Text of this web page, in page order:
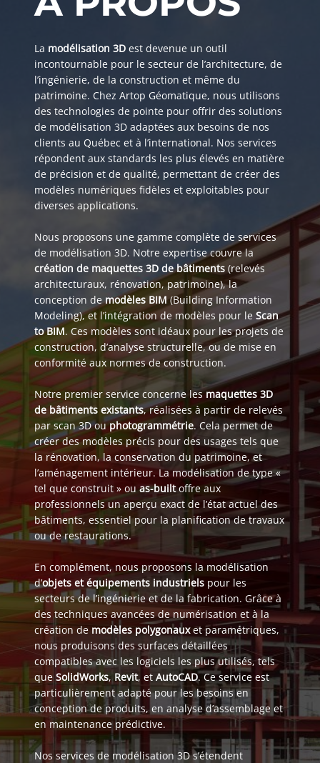
La modélisation 3D est devenue un outil
incontournable pour le secteur de l’architecture, de
l’ingénierie, de la construction et même du
patrimoine. Chez Artop Géomatique, nous utilisons
des technologies de pointe pour offrir des solutions
de modélisation 3D adaptées aux besoins de nos
clients au Québec et à l’international. Nos services
répondent aux standards les plus élevés en matière
de précision et de qualité, permettant de créer des
modèles numériques fidèles et exploitables pour
diverses applications.
Nous proposons une gamme complète de services
de modélisation 3D. Notre expertise couvre la
création de maquettes 3D de bâtiments (relevés
architecturaux, rénovation, patrimoine), la
conception demodèles BIM(Building Information
Modeling), et l’intégration de modèles pour le Scan
to BIM. Ces modèles sont idéaux pour les projets de
construction, d’analyse structurelle, ou de mise en
conformité aux normes de construction.
Notre premier service concerne lesmaquettes 3D
de bâtiments existants, réalisées à partir de relevés
par scan 3D ouphotogrammétrie. Cela permet de
créer des modèles précis pour des usages tels que
la rénovation, la conservation du patrimoine, et
l’aménagement intérieur. La modélisation de type «
tel que construit » ouas-builtoffre aux
professionnels un aperçu exact de l’état actuel des
bâtiments, essentiel pour la planification de travaux
ou de restaurations.
En complément, nous proposons la modélisation
d’objets et équipements industriels pour les
secteurs de l’ingénierie et de la fabrication. Grâce à
des techniques avancées de numérisation et à la
création demodèles polygonauxet paramétriques,
nous produisons des surfaces détaillées
compatibles avec les logiciels les plus utilisés, tels
que SolidWorks,Revit, et AutoCAD. Ce service est
particulièrement adapté pour les besoins en
conception de produits, en analyse d’assemblage et
en maintenance prédictive.
Nos services de modélisation 3D s’étendent